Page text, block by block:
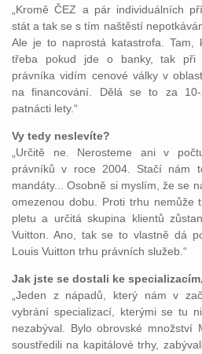
„Kromě ČEZ a pár individuálních
stát a tak se s tím naštěstí
Ale je to naprostá katastrofa. Tam,
třeba pokud jde o banky, tak při
právníka vidím cenové války v
na financování. Dělá se to za
patnácti lety.“
Vy tedy neslevíte?
„Určitě ne. Nerosteme ani v
právníků v roce 2004. Stačí nám
mandáty... Osobně si myslím, že se
omezenou dobu. Proti trhu nemůže
pletu a určitá skupina klientů
Vuitton. Ano, tak se to vlastně dá
Louis Vuitton trhu právních služeb.“
Jak jste se dostali ke
„Jeden z nápadů, který nám v
vybrání specializací, kterými se tu
nezabýval. Bylo obrovské množství
soustředili na kapitálové trhy,